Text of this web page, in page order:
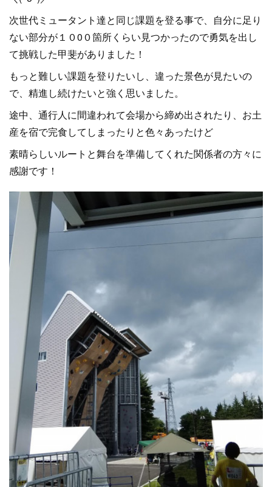
次世代ミュータント達と同じ課題を登る事で、自分に足り
ない部分が１０0０箇所くらい見つかったので勇気を出し
て挑戦した甲斐がありました！
もっと難しい課題を登りたいし、違った景色が見たいの
で、精進し続けたいと強く思いました。
途中、通行人に間違われて会場から締め出されたり、お土
産を宿で完食してしまったりと色々あったけど
素晴らしいルートと舞台を準備してくれた関係者の方々に
感謝です！